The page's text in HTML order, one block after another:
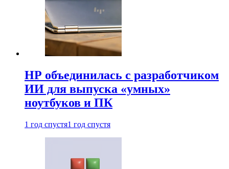
HP объединилась с разработчиком
ИИ для выпуска «умных»
ноутбуков и ПК
1 год спустя1 год спустя